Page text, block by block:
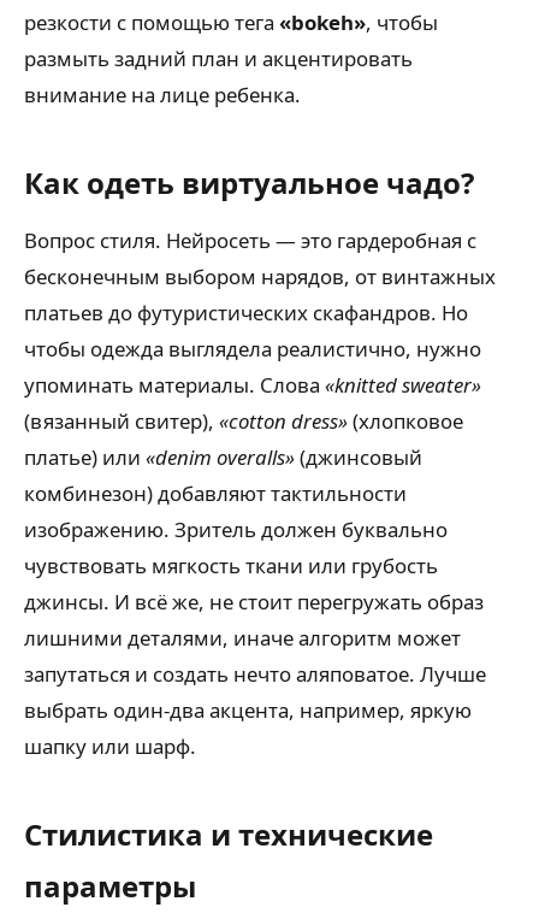
резкости с помощью тега «bokeh», чтобы
размыть задний план и акцентировать
внимание на лице ребенка.
Как одеть виртуальное чадо?
Вопрос стиля. Нейросеть — это гардеробная с
бесконечным выбором нарядов, от винтажных
платьев до футуристических скафандров. Но
чтобы одежда выглядела реалистично, нужно
упоминать материалы. Слова «knitted sweater»
(вязанный свитер), «cotton dress»(хлопковое
платье) или «denim overalls»(джинсовый
комбинезон) добавляют тактильности
изображению. Зритель должен буквально
чувствовать мягкость ткани или грубость
джинсы. И всё же, не стоит перегружать образ
лишними деталями, иначе алгоритм может
запутаться и создать нечто аляповатое. Лучше
выбрать один-два акцента, например, яркую
шапку или шарф.
Стилистика и технические
параметры